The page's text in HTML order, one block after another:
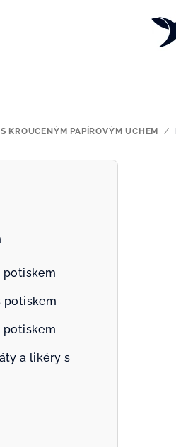
KROUCENÝM PAPÍROVÝM UCHEM /
potiskem
potiskem
potiskem
a likéry s